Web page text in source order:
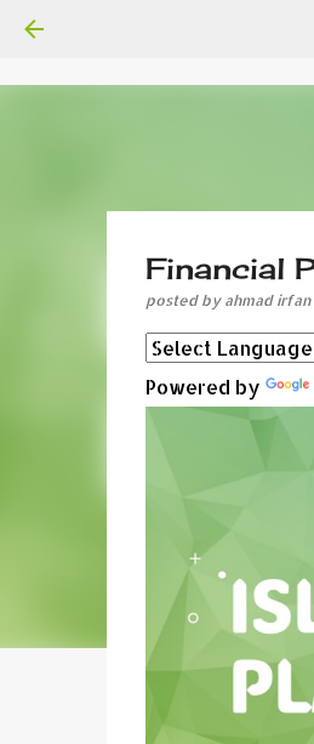
Financial
posted by ahmad
Powered by